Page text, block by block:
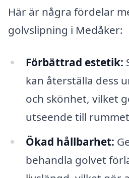
Här är några fördelar
golvslipning i Medåker:
Förbättrad estetik:
kan återställa dess
och skönhet, vilket
utseende till
Ökad hållbarhet:
behandla golvet